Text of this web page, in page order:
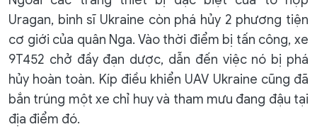
Uragan, binh sĩ Ukraine còn phá hủy 2 phương tiện
cơ giới của quân Nga. Vào thời điểm bị tấn công, xe
9T452 chở đầy đạn dược, dẫn đến việc nó bị phá
hủy hoàn toàn. Kíp điều khiển UAV Ukraine cũng đã
bắn trúng một xe chỉ huy và tham mưu đang đậu tại
địa điểm đó.